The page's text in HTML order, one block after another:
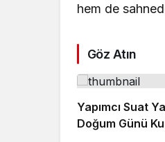
hem de
Göz Atın
Yapımcı Suat
Doğum Günü